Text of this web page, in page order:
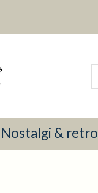
Nostalgi & retro